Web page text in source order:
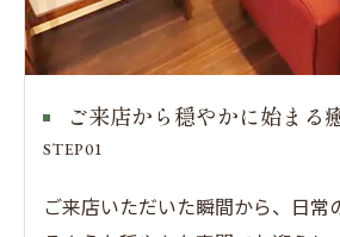
ご来店から穏やかに始まる
STEP01
ご来店いただいた瞬間から、日常